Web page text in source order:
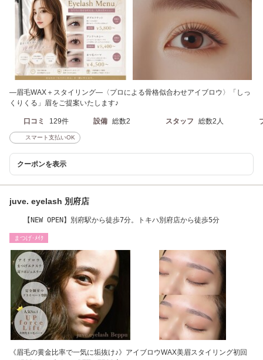
―眉毛WAX＋スタイリング―〈プロによる骨格似合わせアイブロウ〉「しっ
くりくる」眉をご提案いたします♪
口コミ 129件 設備 総数2 スタッフ 総数2人
スマート支払いOK
クーポンを表示
juve. eyelash 別府店
【NEW OPEN】別府駅から徒歩7分。トキハ別府店から徒歩5分
まつげ･ﾒｲｸ
《眉毛の黄金比率で一気に垢抜け♪》アイブロウWAX美眉スタイリング初回